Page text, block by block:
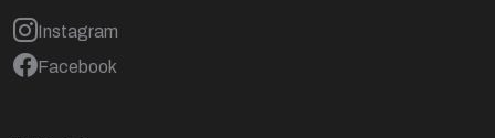
Instagram
Facebook